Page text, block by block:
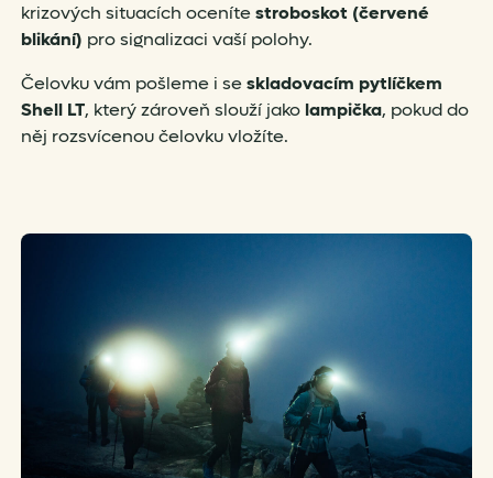
krizových situacích ocenítestroboskot (červené
blikání) pro signalizaci vaší polohy.
Čelovku vám pošleme i seskladovacím pytlíčkem
Shell LT, který zároveň slouží jako lampička, pokud do
něj rozsvícenou čelovku vložíte.